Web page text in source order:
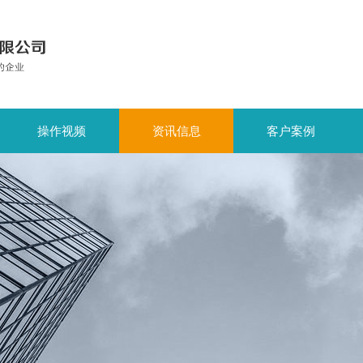
操作视频 资讯信息 客户案例